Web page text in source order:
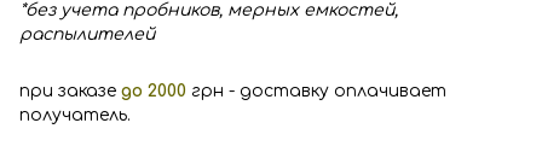
*без учета пробников, мерных емкостей,
распылителей
при заказе до 2000 грн - доставку оплачивает
получатель.